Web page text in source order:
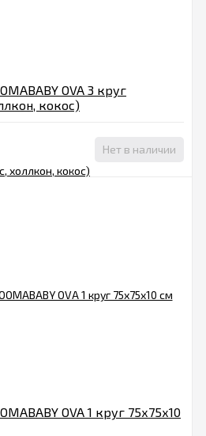
OVA 3 круг
кокос)
Нет в наличии
OVA 1 круг 75х75х10